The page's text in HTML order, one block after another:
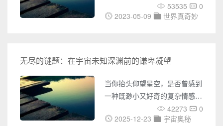
站。奇闻网是一个专门介绍世界
各地奇闻怪事的网站，它涵盖了
奇闻、恐怖故事、考古发现、宇
宙奥秘、吉尼斯记录等多个方
面，它的内容极为丰富，涉及面
广，为您带来了无数神秘之旅。
在奇闻网上，您可以了解各种国
内外UFO事件的报道，包括
53535
0
2023-05-09
世界真奇妙
无尽的谜题：在宇宙未知深渊前的谦卑凝望
当你抬头仰望星空，是否曾感到
一种既渺小又好奇的复杂情感？
那些闪烁的光点，不过是宇宙这
本永恒之书中微不足道的几个字
42273
0
2025-12-23
宇宙奥秘